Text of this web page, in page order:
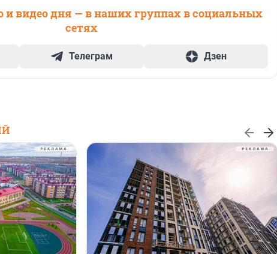
и видео дня — в наших группах в социальных
сетях
Телеграм Дзен